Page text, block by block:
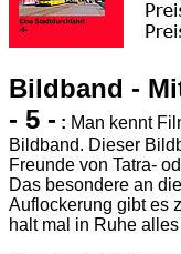
Bildband -
- 5 - : Man kennt
Bildband. Dieser
Freunde von Tatra-
Das besondere an
Auflockerung gibt es
halt mal in Ruhe